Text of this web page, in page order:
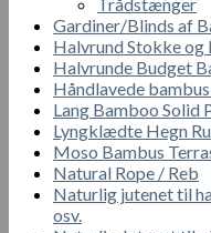
Gardiner/Blinds af
Halvrund Stokke og
Halvrunde Budget
Håndlavede
Lang Bamboo Solid
Lyngklædte Hegn
Moso Bambus
Natural Rope / Reb
Naturlig jutenet til
osv.